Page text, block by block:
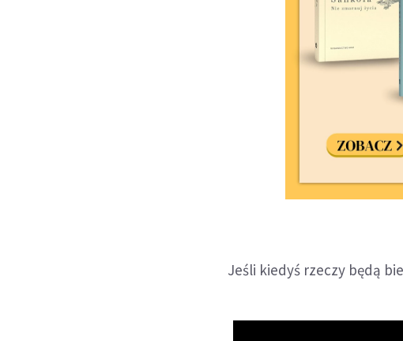
Jeśli kiedyś rzeczy będą